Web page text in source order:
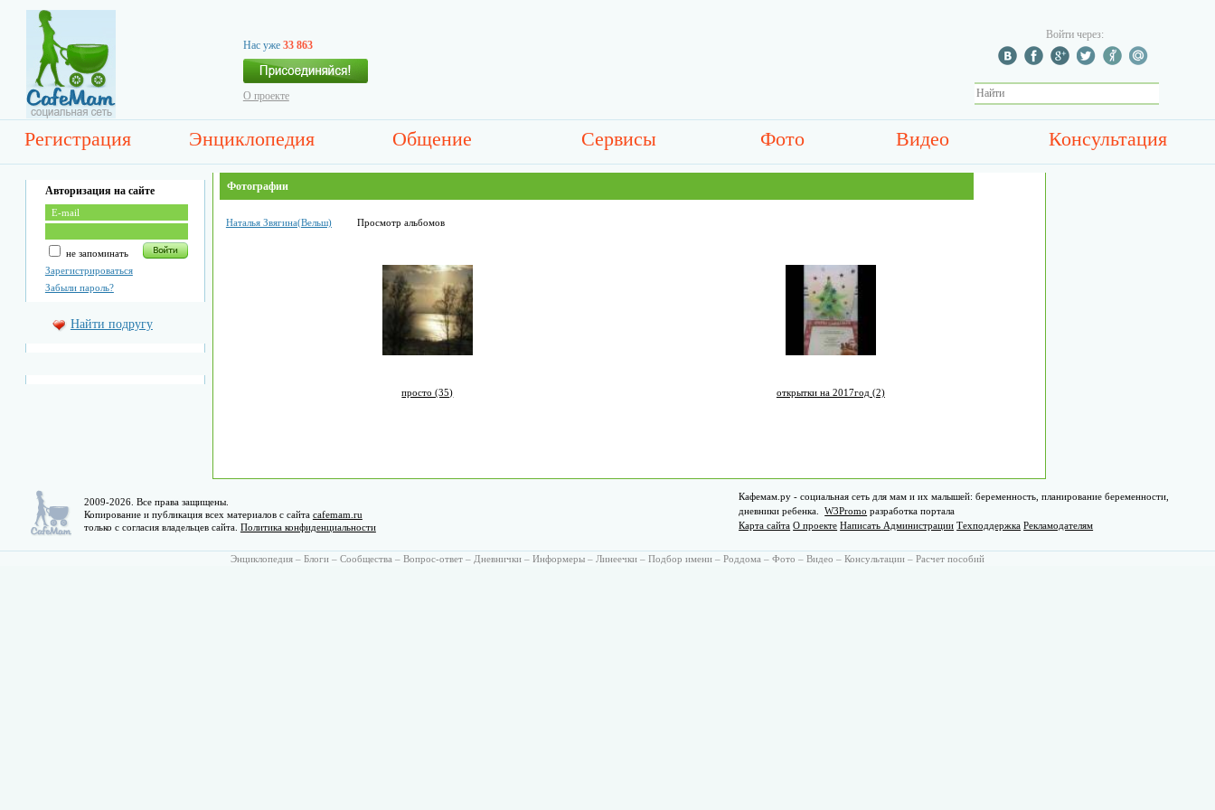
Нас уже 33 863
О проекте
Войти через:
Регистрация Энциклопедия Общение Сервисы Фото Видео Консультация
Авторизация на сайте
не запоминать
Зарегистрироваться
Забыли пароль?
Найти подругу
Фотографии
Наталья Звягина(Вельш) Просмотр альбомов
просто (35) открытки на 2017год (2)
2009-2026. Все права защищены.
Копирование и публикация всех материалов с сайта cafemam.ru
только с согласия владельцев сайта. Политика конфиденциальности
Кафемам.ру - социальная сеть для мам и их малышей: беременность, планирование беременности,
дневники ребенка.W3Promo разработка портала
Карта сайта О проекте Написать Администрации Техподдержка Рекламодателям
Энциклопедия – Блоги – Сообщества – Вопрос-ответ – Дневнички – Информеры – Линеечки – Подбор имени – Роддома – Фото – Видео – Консультации – Расчет пособий